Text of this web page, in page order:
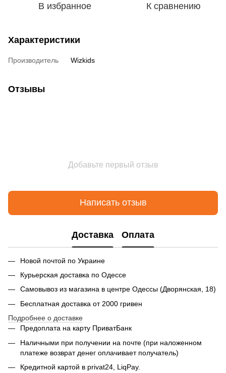
В избранное К сравнению
Характеристики
Производитель Wizkids
Отзывы
Добавьте первый отзыв
Написать отзыв
Доставка Оплата
Новой почтой по Украине
Курьерская доставка по Одессе
Самовывоз из магазина в центре Одессы (Дворянская, 18)
Бесплатная доставка от 2000 гривен
Подробнее о доставке
Предоплата на карту ПриватБанк
Наличными при получении на почте (при наложенном
платеже возврат денег оплачивает получатель)
Кредитной картой в privat24, LiqPay.